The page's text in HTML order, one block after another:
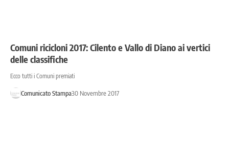
Comuni ricicloni 2017: Cilento e Vallo di Diano ai vertici
delle classifiche
Ecco tutti i Comuni premiati
Comunicato Stampa30 Novembre 2017